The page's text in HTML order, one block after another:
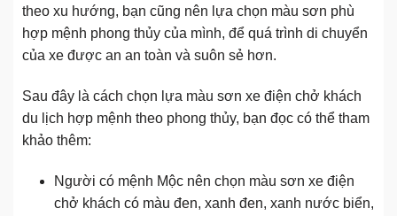
theo xu hướng, bạn cũng nên lựa chọn màu sơn phù
hợp mệnh phong thủy của mình, để quá trình di chuyển
của xe được an an toàn và suôn sẻ hơn.
Sau đây là cách chọn lựa màu sơn xe điện chở khách
du lịch hợp mệnh theo phong thủy, bạn đọc có thể tham
khảo thêm:
Người có mệnh Mộc nên chọn màu sơn xe điện
chở khách có màu đen, xanh đen, xanh nước biển,